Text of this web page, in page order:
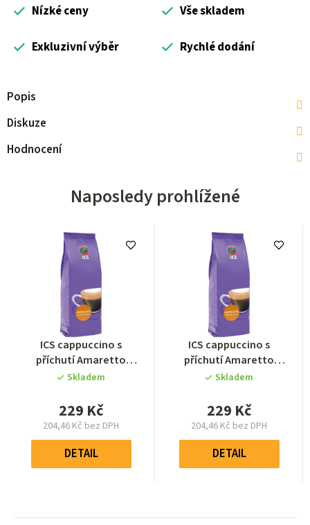
Nízké ceny Vše skladem
Exkluzivní výběr Rychlé dodání
Popis
Diskuze
Hodnocení
Naposledy prohlížené
Průměrné
hodnocení
produktu
0,0
z
hvězdiček.
ICS cappuccino s
příchutí Amaretto
1000g
Skladem
229 Kč
204,46 Kč bez DPH
Měrná
cena:
DETAIL
Průměrné
hodnocení
produktu
0,0
z
hvězdiček.
ICS cappuccino s
příchutí Amaretto
1000g
Skladem
229 Kč
204,46 Kč bez DPH
Měrná
cena:
DETAIL